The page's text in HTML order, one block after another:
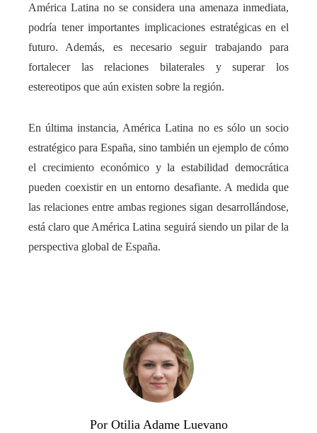
América Latina no se considera una amenaza inmediata,
podría tener importantes implicaciones estratégicas en el
futuro. Además, es necesario seguir trabajando para
fortalecer las relaciones bilaterales y superar los
estereotipos que aún existen sobre la región.
En última instancia, América Latina no es sólo un socio
estratégico para España, sino también un ejemplo de cómo
el crecimiento económico y la estabilidad democrática
pueden coexistir en un entorno desafiante. A medida que
las relaciones entre ambas regiones sigan desarrollándose,
está claro que América Latina seguirá siendo un pilar de la
perspectiva global de España.
Por Otilia Adame Luevano